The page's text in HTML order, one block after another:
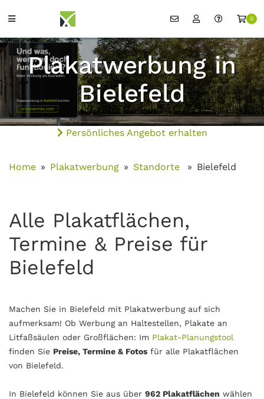
0
Plakatwerbung in
Bielefeld
Persönliches Angebot erhalten
Home Plakatwerbung Standorte Bielefeld
Alle Plakatflächen,
Termine & Preise für
Bielefeld
Machen Sie in Bielefeld mit Plakatwerbung auf sich
aufmerksam! Ob Werbung an Haltestellen, Plakate an
Litfaßsäulen oder Großflächen: Im Plakat-Planungstool
finden Sie Preise, Termine & Fotos für alle Plakatflächen
von Bielefeld.
In Bielefeld können Sie aus über 962 Plakatflächen wählen